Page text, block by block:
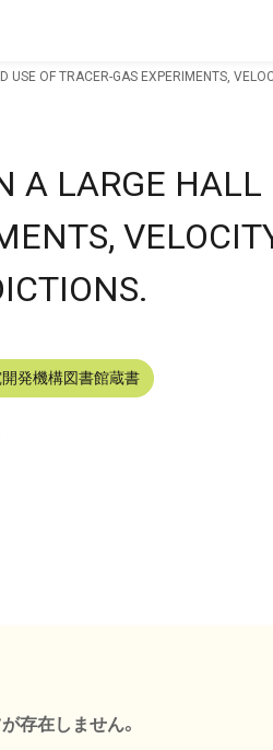
OF TRACER-GAS EXPERIMENTS,
A LARGE HALL
発機構図書館蔵書
存在しません。